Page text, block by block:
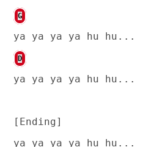
G
ya ya ya ya hu hu...
D
ya ya ya ya hu hu...
[Ending]
ya ya ya ya hu hu...